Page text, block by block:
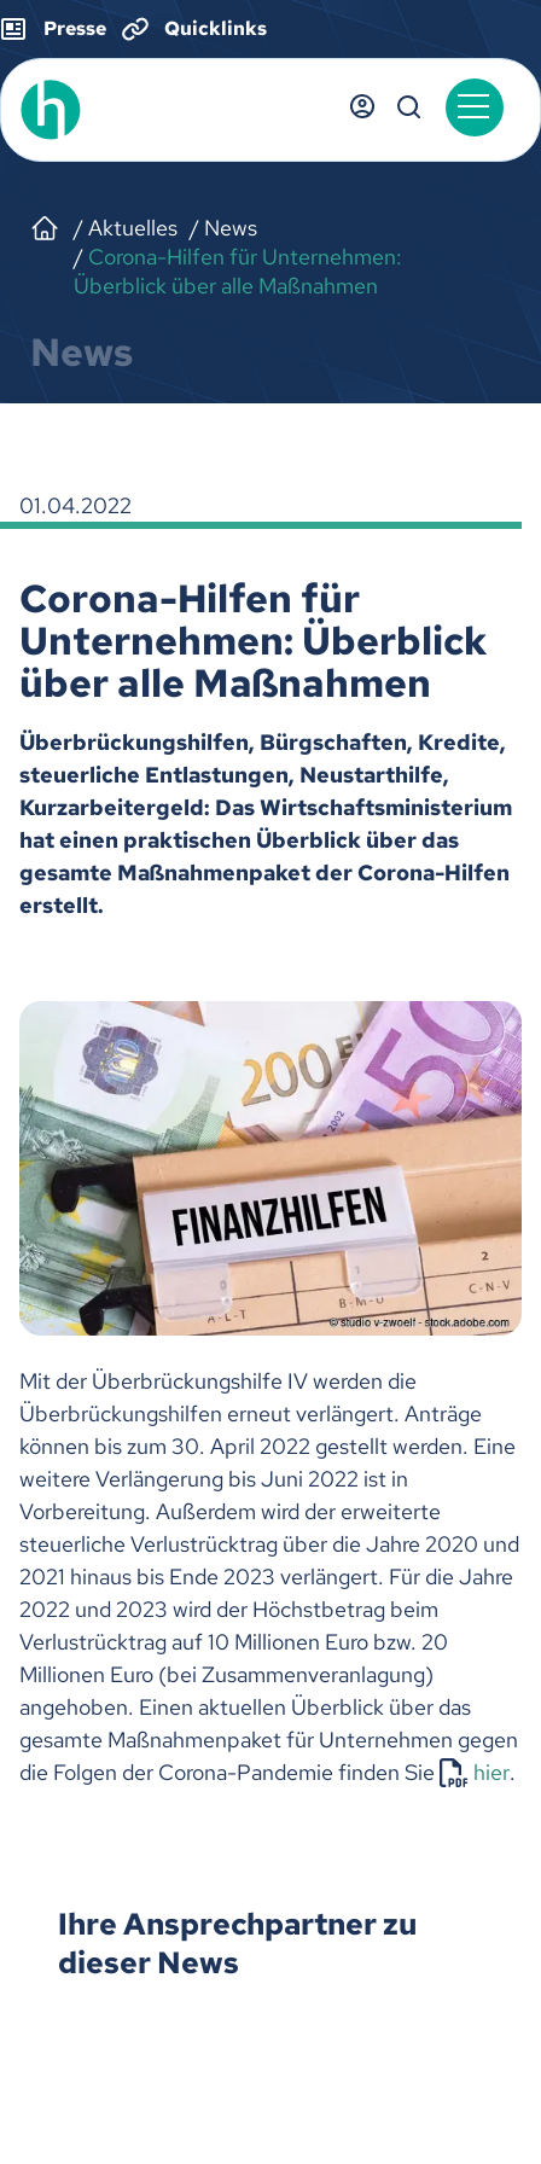
Presse Quicklinks
Aktuelles
News
Corona-Hilfen für Unternehmen:
Überblick über alle Maßnahmen
News
01.04.2022
Corona-Hilfen für
Unternehmen: Überblick
über alle Maßnahmen
Überbrückungshilfen, Bürgschaften, Kredite,
steuerliche Entlastungen, Neustarthilfe,
Kurzarbeitergeld: Das Wirtschaftsministerium
hat einen praktischen Überblick über das
gesamte Maßnahmenpaket der Corona-Hilfen
erstellt.
Mit der Überbrückungshilfe IV werden die
Überbrückungshilfen erneut verlängert. Anträge
können bis zum 30. April 2022 gestellt werden. Eine
weitere Verlängerung bis Juni 2022 ist in
Vorbereitung. Außerdem wird der erweiterte
steuerliche Verlustrücktrag über die Jahre 2020 und
2021 hinaus bis Ende 2023 verlängert. Für die Jahre
2022 und 2023 wird der Höchstbetrag beim
Verlustrücktrag auf 10 Millionen Euro bzw. 20
Millionen Euro (bei Zusammenveranlagung)
angehoben. Einen aktuellen Überblick über das
gesamte Maßnahmenpaket für Unternehmen gegen
die Folgen der Corona-Pandemie finden Sie
hier.
Ihre Ansprechpartner zu
dieser News